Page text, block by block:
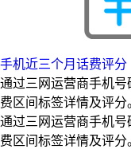
手机近三个月话费评分
通过三网运营商手机
费区间标签详情及评分。
通过三网运营商手机
费区间标签详情及评分。